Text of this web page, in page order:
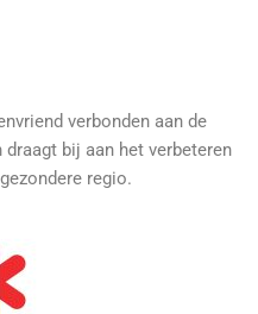
verbonden aan de
bij aan het verbeteren
regio.